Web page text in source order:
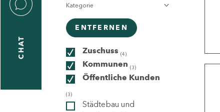
CHAT
Kategorie
ENTFERNEN
Zuschuss (4)
Kommunen (3)
Öffentliche Kunden
(3)
Städtebau und